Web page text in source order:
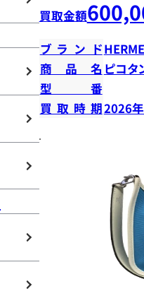
買取金額
ブランド
商品名 ピコタ
型番
買取時期2026